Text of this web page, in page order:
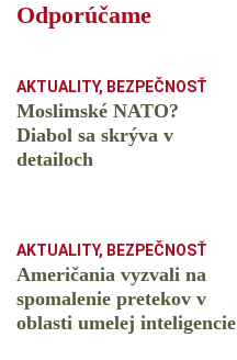
Odporúčame
AKTUALITY, BEZPEČNOSŤ
Moslimské NATO?
Diabol sa skrýva v
detailoch
AKTUALITY, BEZPEČNOSŤ
Američania vyzvali na
spomalenie pretekov v
oblasti umelej inteligencie